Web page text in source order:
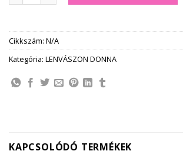
Cikkszám: N/A
Kategória: LENVÁSZON DONNA
KAPCSOLÓDÓ TERMÉKEK